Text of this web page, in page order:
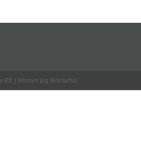
Kft. | Minden jog fenntartva